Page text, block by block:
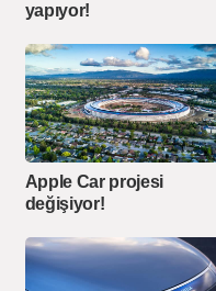
yapıyor!
Apple Car projesi
değişiyor!